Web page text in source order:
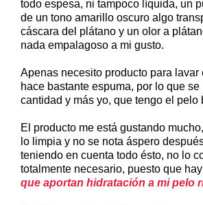
todo espesa, ni tampoco líquida, un
de un tono amarillo oscuro algo
cáscara del plátano y un olor a
nada empalagoso a mi gusto.
Apenas necesito producto para lavar
hace bastante espuma, por lo que
cantidad y más yo, que tengo el pelo
El producto me está gustando
lo limpia y no se nota áspero
teniendo en cuenta todo ésto, no lo
totalmente necesario, puesto que
que aportan hidratación a mi pelo